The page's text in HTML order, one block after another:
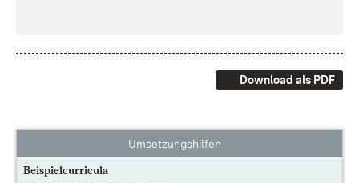
Download als PDF
Umsetzungshilfen
Beispielcurricula